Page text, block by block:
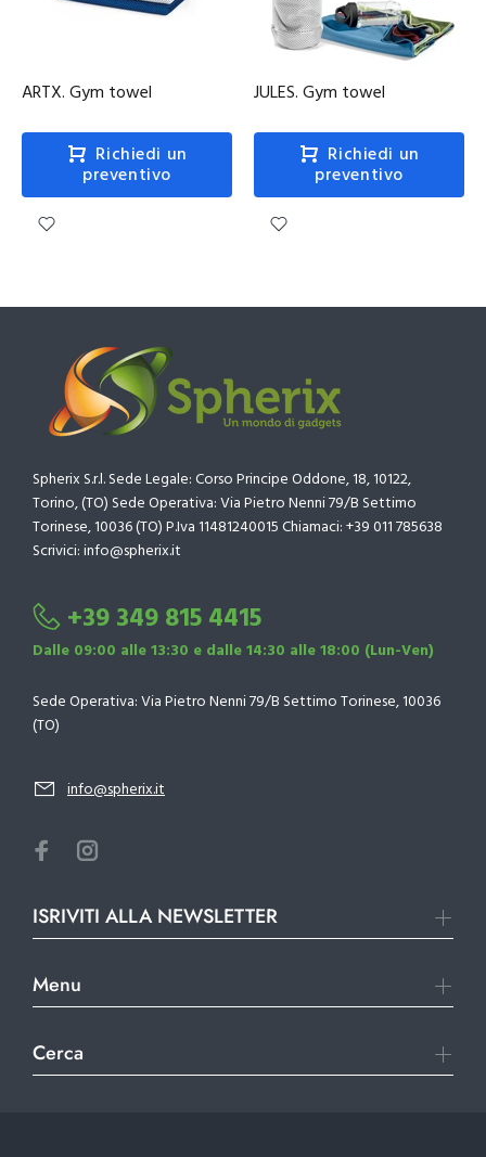
ARTX. Gym towel
Richiedi un
preventivo
JULES. Gym towel
Richiedi un
preventivo
Spherix S.r.l. Sede Legale: Corso Principe Oddone, 18, 10122,
Torino, (TO) Sede Operativa: Via Pietro Nenni 79/B Settimo
Torinese, 10036 (TO) P.Iva 11481240015 Chiamaci: +39 011 785638
Scrivici: info@spherix.it
+39 349 815 4415
Dalle 09:00 alle 13:30 e dalle 14:30 alle 18:00 (Lun-Ven)
Sede Operativa: Via Pietro Nenni 79/B Settimo Torinese, 10036
(TO)
info@spherix.it
ISRIVITI ALLA NEWSLETTER
Menu
Cerca